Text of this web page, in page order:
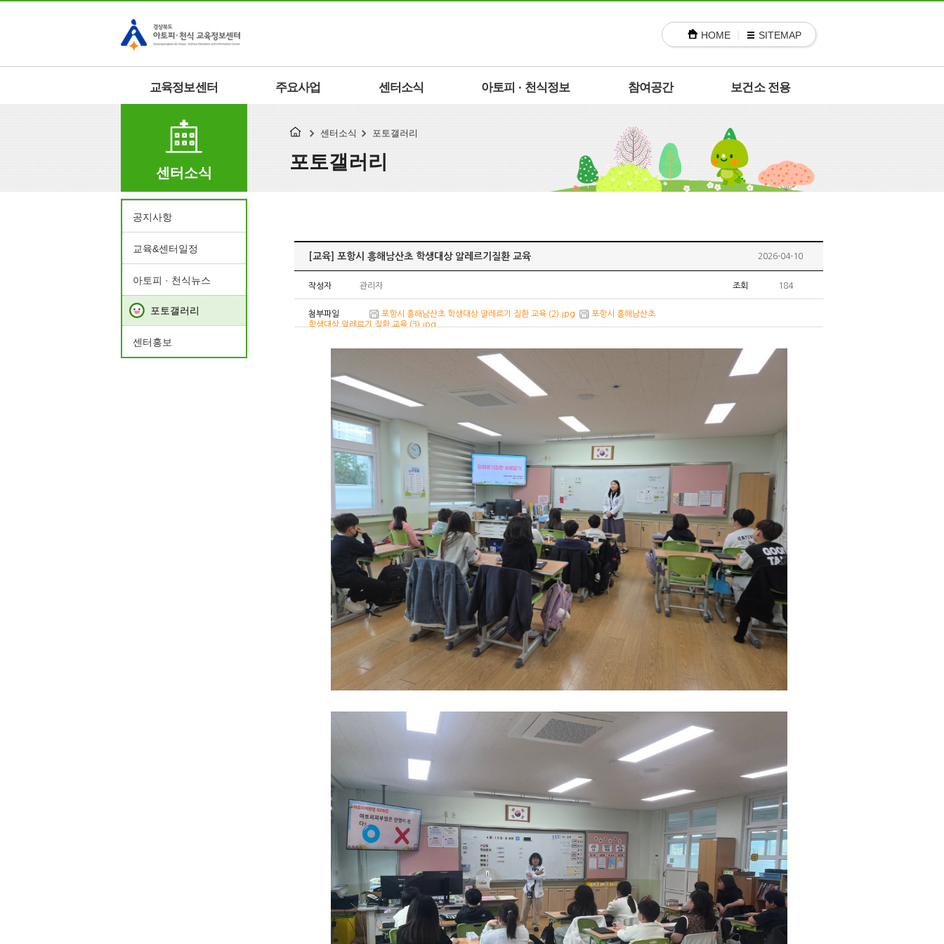
HOME SITEMAP
교육정보센터 주요사업 센터소식 아토피 · 천식정보 참여공간 보건소 전용
센터소식
센터소식 포토갤러리
포토갤러리
공지사항
교육&센터일정
아토피 · 천식뉴스
포토갤러리
센터홍보
[교육] 포항시 흥해남산초 학생대상 알레르기질환 교육 2026-04-10
작성자 관리자 조회 184
첨부파일 포항시 흥해남산초 학생대상 알레르기 질환 교육 (2).jpg
포항시 흥해남산초
학생대상 알레르기 질환 교육 (3).jpg